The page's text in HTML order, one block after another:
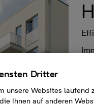
Dritter
unsere Websites laufend
Ihnen auf anderen